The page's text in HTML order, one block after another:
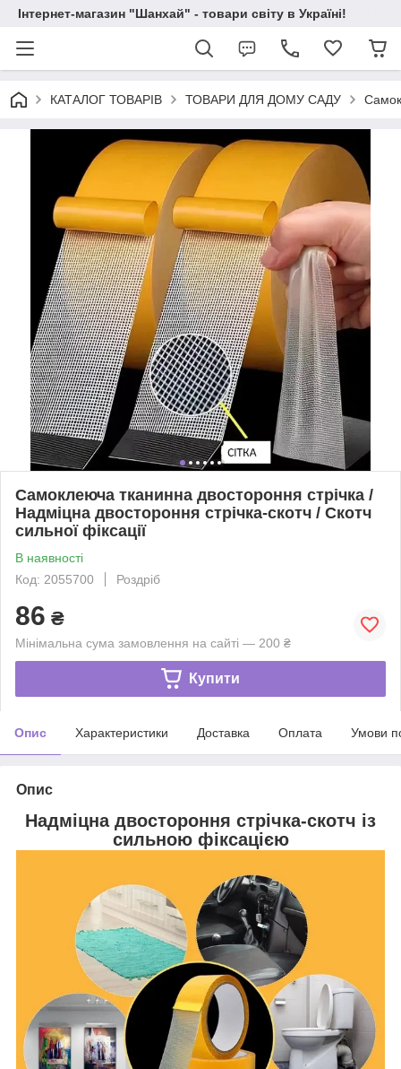
Інтернет-магазин "Шанхай" - товари світу в Україні!
КАТАЛОГ ТОВАРІВ ТОВАРИ ДЛЯ ДОМУ САДУ
Самоклеюча тканинна двостороння стрічка /
Надміцна двостороння стрічка-скотч / Скотч
сильної фіксації
В наявності
Код: 2055700
Роздріб
86 ₴
Мінімальна сума замовлення на сайті — 200 ₴
Купити
Опис Характеристики Доставка Оплата Умови
Опис
Надміцна двостороння стрічка-скотч із
сильною фіксацією